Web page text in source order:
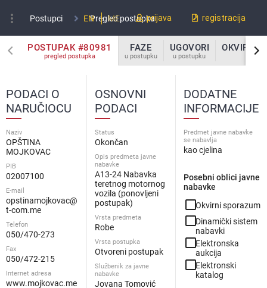
more_vert Postupci Pregled postupka
EN ME prijava registracija
POSTUPAK #80981
pregled postupka
FAZE
u postupku
UGOVORI
u postupku
OKVIRNI
u
OSNOVNI
PODACI
Status
Okončan
Opis predmeta javne
nabavke
A13-24 Nabavka
teretnog motornog
vozila (ponovljeni
postupak)
Vrsta predmeta
Robe
Vrsta postupka
Otvoreni postupak
Službenik za javne
nabavke
Jovana Tomović
DODATNE
INFORMACIJE
Predmet javne nabavke
se nabavlja
kao cjelina
Posebni oblici javne
nabavke
check_box_outline_blankOkvirni sporazum
check_box_outline_blankDinamički sistem
nabavki
check_box_outline_blankElektronska
aukcija
check_box_outline_blankElektronski
katalog
PODACI O
NARUČIOCU
Naziv
OPŠTINA
MOJKOVAC
PIB
02007100
E-mail
opstinamojkovac@
t-com.me
Telefon
050/470-273
Fax
050/472-215
Internet adresa
www.mojkovac.me